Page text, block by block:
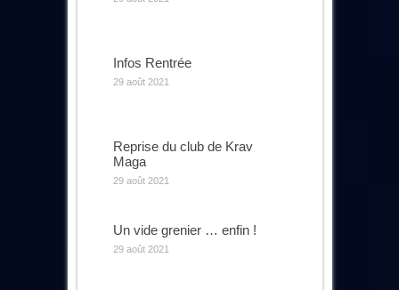
Infos Rentrée
29 août 2021
Reprise du club de Krav
Maga
29 août 2021
Un vide grenier … enfin !
29 août 2021